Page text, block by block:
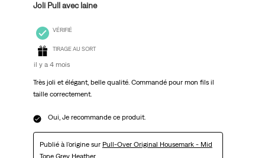
Joli Pull avec laine
VÉRIFIÉ
TIRAGE AU SORT
il y a 4 mois
Très joli et élégant, belle qualité. Commandé pour mon fils il
taille correctement.
Oui, Je recommande ce produit.
Publié à l'origine sur Pull-Over Original Housemark - Mid